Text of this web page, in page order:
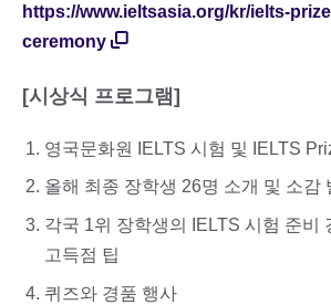
https://www.ieltsasia.org/kr/ielts-
ceremony
[시상식 프로그램]
영국문화원 IELTS 시험 및 IELTS
올해 최종 장학생 26명 소개 및 소감
각국 1위 장학생의 IELTS 시험 준비
고득점 팁
퀴즈와 경품 행사